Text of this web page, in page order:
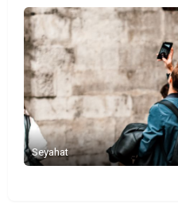
Seyahat